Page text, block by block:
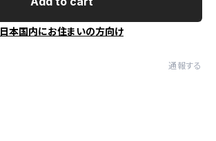
日本国内にお住まいの方向け
通報する